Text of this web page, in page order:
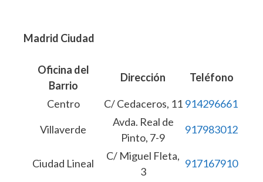
Madrid Ciudad
Oficina del
Barrio
Dirección Teléfono
Centro C/ Cedaceros, 11 914296661
Villaverde
Avda. Real de
Pinto, 7-9
917983012
Ciudad Lineal
C/ Miguel Fleta,
3
917167910